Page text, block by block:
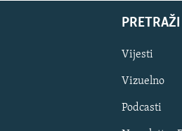
PRETRAŽI
Vijesti
Vizuelno
Podcasti